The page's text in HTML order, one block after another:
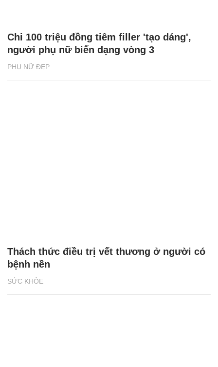
PHỤ NỮ ĐẸP
Chi 100 triệu đồng tiêm filler 'tạo dáng',
người phụ nữ biến dạng vòng 3
SỨC KHỎE
Thách thức điều trị vết thương ở người có
bệnh nền